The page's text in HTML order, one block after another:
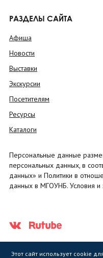
РАЗДЕЛЫ САЙТА
Афиша
Новости
Выставки
Экскурсии
Посетителям
Ресурсы
Каталоги
Персональные данные
персональных данных, в
данных» и Политики в
данных в МГОУНБ. Условия и
Этот сайт использует cookie